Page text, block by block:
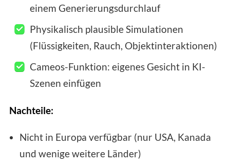
einem Generierungsdurchlauf
Physikalisch plausible Simulationen
(Flüssigkeiten, Rauch, Objektinteraktionen)
Cameos-Funktion: eigenes Gesicht in KI-
Szenen einfügen
Nachteile:
Nicht in Europa verfügbar (nur USA, Kanada
und wenige weitere Länder)